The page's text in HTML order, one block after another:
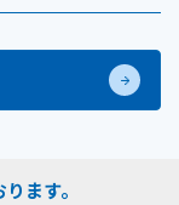
ます。